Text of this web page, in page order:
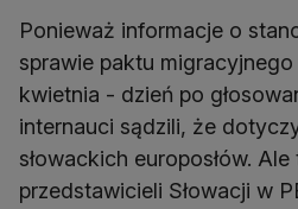
Ponieważ informacje o
sprawie paktu migracyjnego
kwietnia - dzień po
internauci sądzili, że
słowackich europosłów.
przedstawicieli Słowacji w